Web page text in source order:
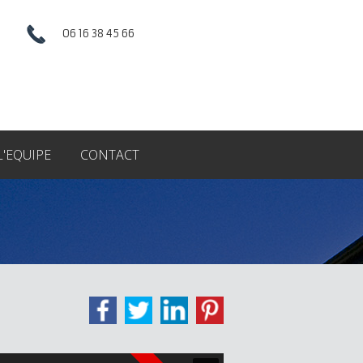
06 16 38 45 66
CONTACT